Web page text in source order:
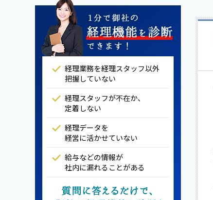
経理業務を経理スタッフ以外
把握していない
経理スタッフが不在か、
定着しない
経理データを
経営に活かせていない
給与などの情報が
社内に漏れることがある